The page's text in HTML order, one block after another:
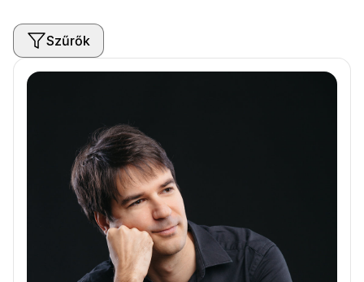
Szűrők